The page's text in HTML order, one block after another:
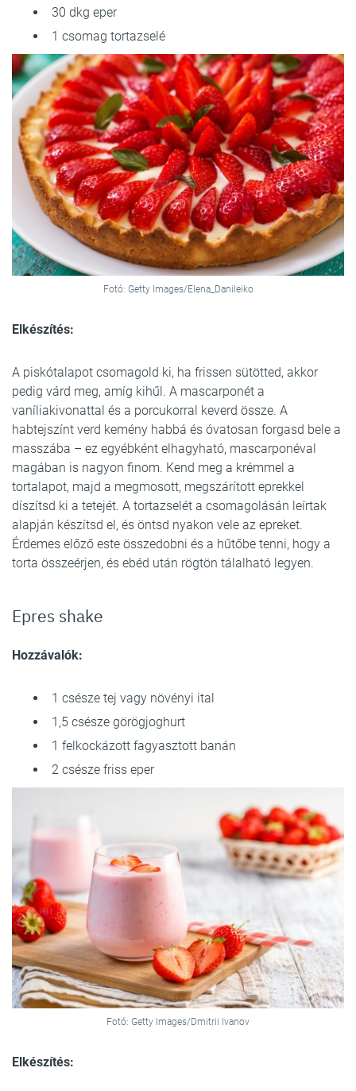
30 dkg eper
1 csomag tortazselé
Fotó: Getty Images/Elena_Danileiko
Elkészítés:
A piskótalapot csomagold ki, ha frissen sütötted, akkor
pedig várd meg, amíg kihűl. A mascarponét a
vaníliakivonattal és a porcukorral keverd össze. A
habtejszínt verd kemény habbá és óvatosan forgasd bele a
masszába – ez egyébként elhagyható, mascarponéval
magában is nagyon finom. Kend meg a krémmel a
tortalapot, majd a megmosott, megszárított eprekkel
díszítsd ki a tetejét. A tortazselét a csomagolásán leírtak
alapján készítsd el, és öntsd nyakon vele az epreket.
Érdemes előző este összedobni és a hűtőbe tenni, hogy a
torta összeérjen, és ebéd után rögtön tálalható legyen.
Epres shake
Hozzávalók:
1 csésze tej vagy növényi ital
1,5 csésze görögjoghurt
1 felkockázott fagyasztott banán
2 csésze friss eper
Fotó: Getty Images/Dmitrii Ivanov
Elkészítés: